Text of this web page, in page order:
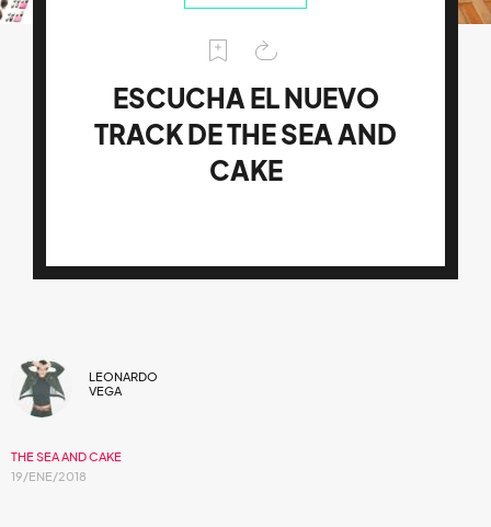
ESCUCHA EL NUEVO
TRACK DE THE SEA AND
CAKE
LEONARDO
VEGA
THE SEA AND CAKE
19/ENE/2018